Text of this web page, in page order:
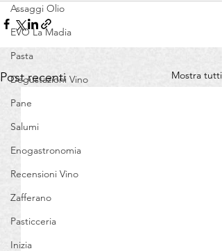
Assaggi Olio
EVO La Madia
Pasta
Degustazioni Vino
Pane
Salumi
Enogastronomia
Recensioni Vino
Zafferano
Pasticceria
Inizia
Post recenti Mostra tutti